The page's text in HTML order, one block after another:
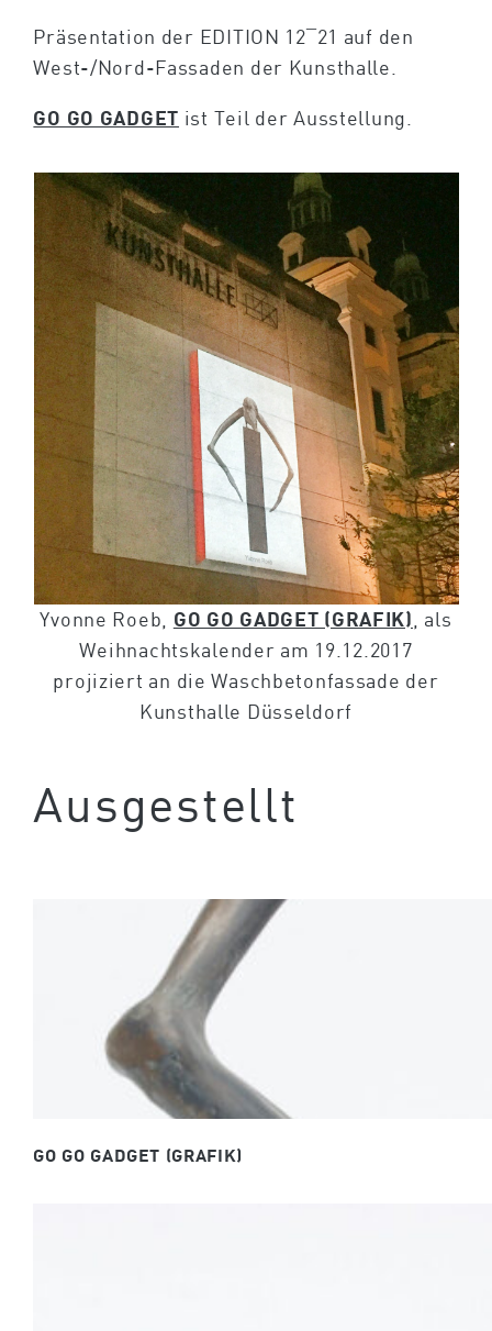
Präsentation der EDITION 12¯21 auf den
West-/Nord-Fassaden der Kunsthalle.
GO GO GADGET ist Teil der Ausstellung.
Yvonne Roeb, GO GO GADGET (GRAFIK) , als
Weihnachtskalender am 19.12.2017
projiziert an die Waschbetonfassade der
Kunsthalle Düsseldorf
Ausgestellt
GO GO GADGET (GRAFIK)